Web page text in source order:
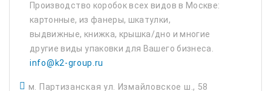
Производство коробок всех видов в Москве:
картонные, из фанеры, шкатулки,
выдвижные, книжка, крышка/дно и многие
другие виды упаковки для Вашего бизнеса.
info@k2-group.ru
м. Партизанская ул. Измайловское ш., 58